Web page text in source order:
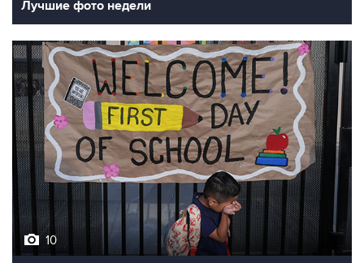
Лучшие фото недели
10